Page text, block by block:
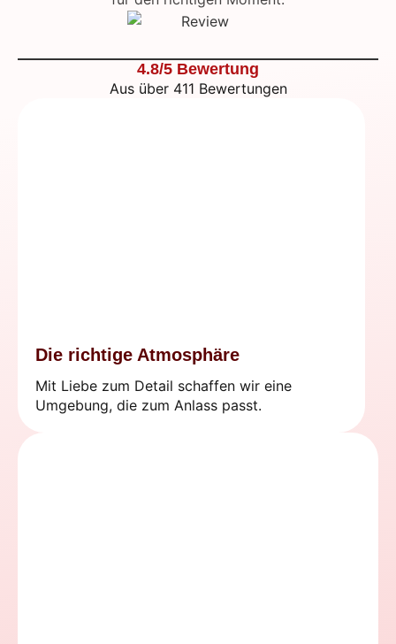
4.8/5 Bewertung
Aus über 411 Bewertungen
Die richtige Atmosphäre
Mit Liebe zum Detail schaffen wir eine
Umgebung, die zum Anlass passt.